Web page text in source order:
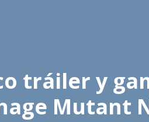
tráiler y
Mutant